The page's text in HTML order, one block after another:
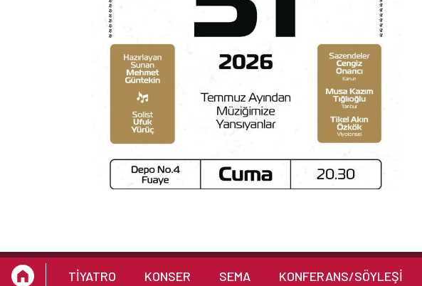
TİYATRO KONSER SEMA KONFERANS/SÖYLEŞİ